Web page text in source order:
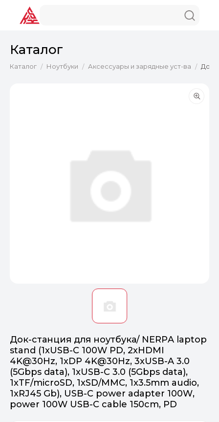
Каталог
Каталог / Ноутбуки / Аксессуары и зарядные уст-ва / Док-
Док-станция для ноутбука/ NERPA laptop
stand (1xUSB-C 100W PD, 2xHDMI
4K@30Hz, 1xDP 4K@30Hz, 3xUSB-A 3.0
(5Gbps data), 1xUSB-C 3.0 (5Gbps data),
1xTF/microSD, 1xSD/MMC, 1x3.5mm audio,
1xRJ45 Gb), USB-C power adapter 100W,
power 100W USB-C cable 150cm, PD